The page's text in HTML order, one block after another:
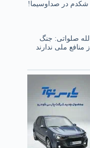
شکدم در صداوسیما!
صلواتی: جنگ
ملی ندارند